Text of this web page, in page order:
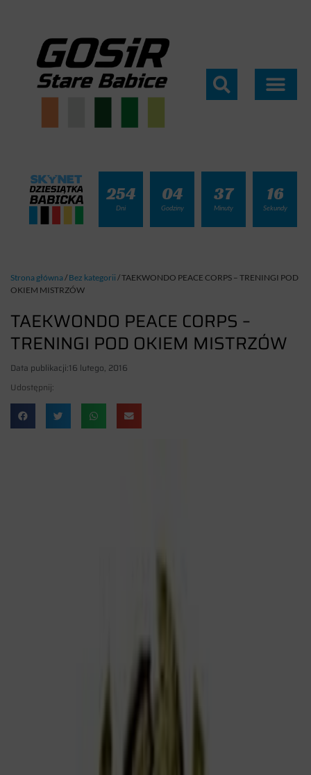
254
Dni
04
Godziny
37
Minuty
15
Sekundy
Strona główna/ Bez kategorii /TAEKWONDO PEACE CORPS – TRENINGI POD
OKIEM MISTRZÓW
TAEKWONDO PEACE CORPS –
TRENINGI POD OKIEM MISTRZÓW
Data publikacji:16 lutego, 2016
Udostępnij: